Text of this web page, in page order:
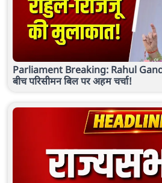
Parliament Breaking: Rahul
बीच परिसीमन बिल पर अहम चर्चा!